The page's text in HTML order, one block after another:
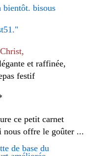
bientôt. bisous
et raffinée,
festif
ce petit carnet
nous offre le goûter ...
de base du